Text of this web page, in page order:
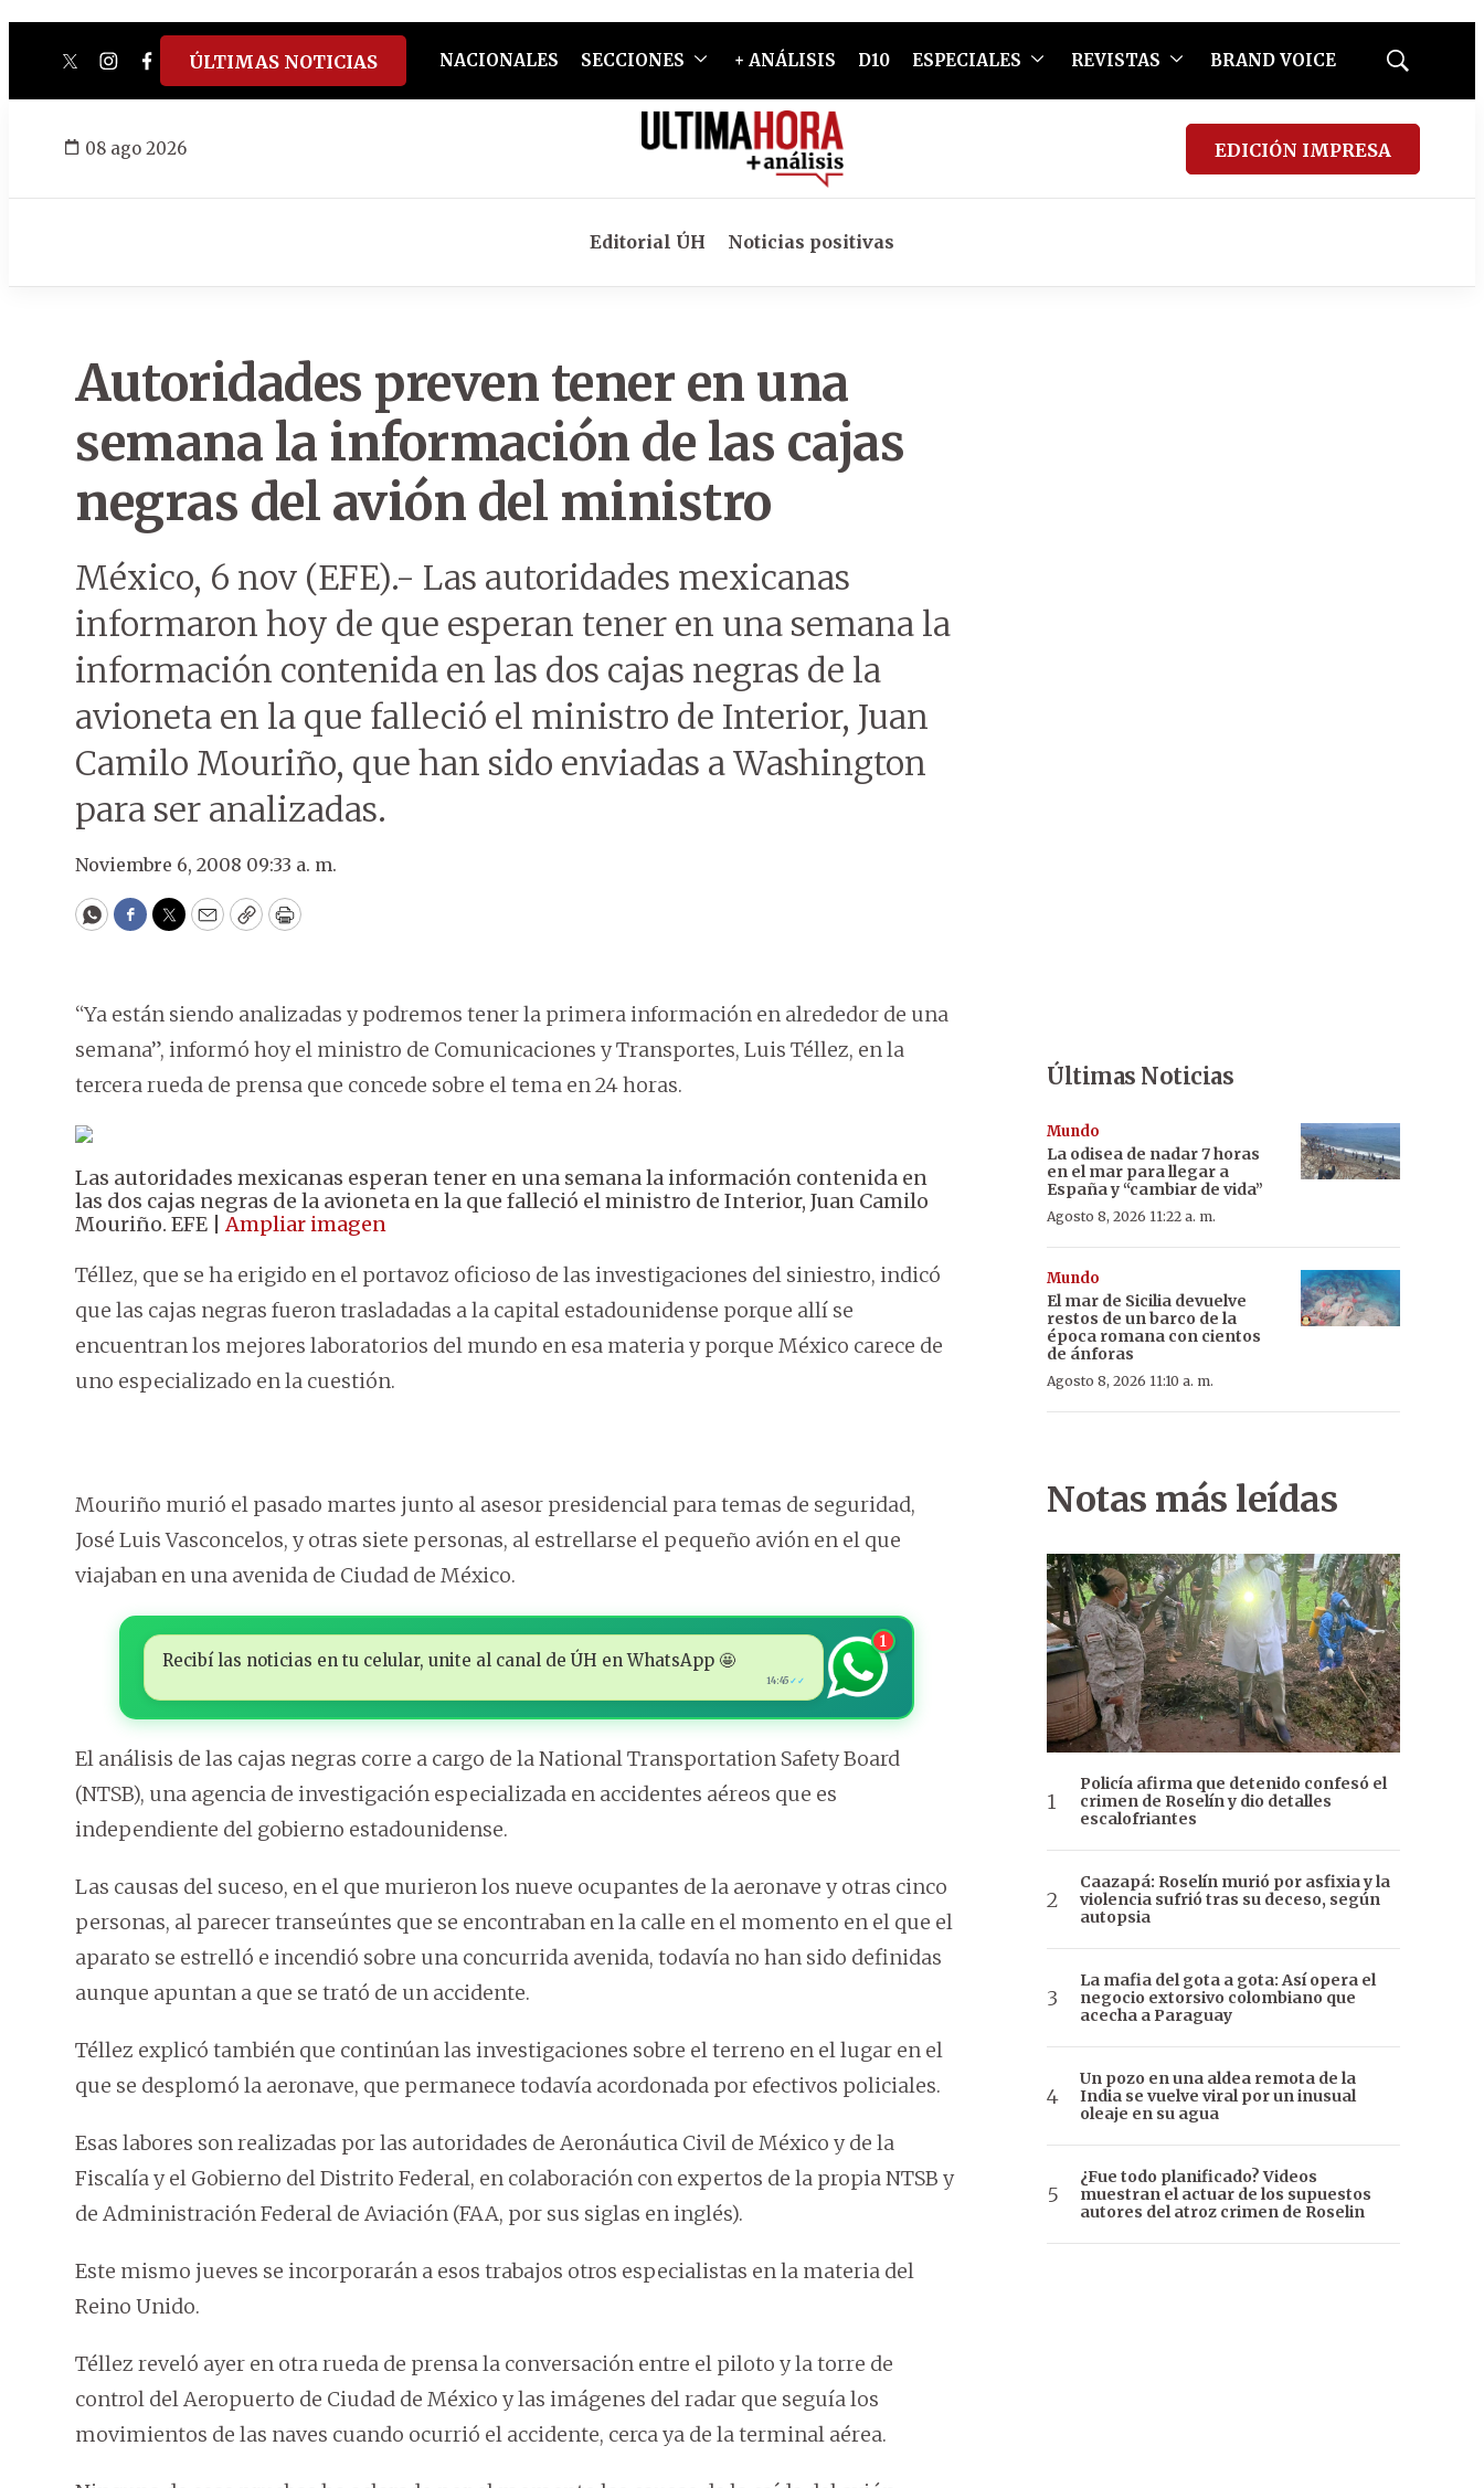
twitterinstagram
facebook
tiktokyoutube
spotify
ÚLTIMAS NOTICIAS NACIONALES SECCIONES + ANÁLISIS D10 ESPECIALES REVISTAS BRAND VOICE
Mostrar
08 ago 2026 EDICIÓN IMPRESA
Editorial ÚH Noticias positivas
Autoridades preven tener en una
semana la información de las cajas
negras del avión del ministro
México, 6 nov (EFE).- Las autoridades mexicanas
informaron hoy de que esperan tener en una semana la
información contenida en las dos cajas negras de la
avioneta en la que falleció el ministro de Interior, Juan
Camilo Mouriño, que han sido enviadas a Washington
para ser analizadas.
Noviembre 6, 2008 09:33 a. m.
WhatsApp
Facebook
Twitter
EmailCopyPrint
“Ya están siendo analizadas y podremos tener la primera información en alrededor de una
semana”, informó hoy el ministro de Comunicaciones y Transportes, Luis Téllez, en la
tercera rueda de prensa que concede sobre el tema en 24 horas.
Las autoridades mexicanas esperan tener en una semana la información contenida en
las dos cajas negras de la avioneta en la que falleció el ministro de Interior, Juan Camilo
Mouriño. EFE |Ampliar imagen
Téllez, que se ha erigido en el portavoz oficioso de las investigaciones del siniestro, indicó
que las cajas negras fueron trasladadas a la capital estadounidense porque allí se
encuentran los mejores laboratorios del mundo en esa materia y porque México carece de
uno especializado en la cuestión.
Mouriño murió el pasado martes junto al asesor presidencial para temas de seguridad,
José Luis Vasconcelos, y otras siete personas, al estrellarse el pequeño avión en el que
viajaban en una avenida de Ciudad de México.
Recibí las noticias en tu celular, unite al canal de ÚH en WhatsApp 🤩
14:45 ✓✓
1
El análisis de las cajas negras corre a cargo de la National Transportation Safety Board
(NTSB), una agencia de investigación especializada en accidentes aéreos que es
independiente del gobierno estadounidense.
Las causas del suceso, en el que murieron los nueve ocupantes de la aeronave y otras cinco
personas, al parecer transeúntes que se encontraban en la calle en el momento en el que el
aparato se estrelló e incendió sobre una concurrida avenida, todavía no han sido definidas
aunque apuntan a que se trató de un accidente.
Téllez explicó también que continúan las investigaciones sobre el terreno en el lugar en el
que se desplomó la aeronave, que permanece todavía acordonada por efectivos policiales.
Esas labores son realizadas por las autoridades de Aeronáutica Civil de México y de la
Fiscalía y el Gobierno del Distrito Federal, en colaboración con expertos de la propia NTSB y
de Administración Federal de Aviación (FAA, por sus siglas en inglés).
Este mismo jueves se incorporarán a esos trabajos otros especialistas en la materia del
Reino Unido.
Téllez reveló ayer en otra rueda de prensa la conversación entre el piloto y la torre de
control del Aeropuerto de Ciudad de México y las imágenes del radar que seguía los
movimientos de las naves cuando ocurrió el accidente, cerca ya de la terminal aérea.
Últimas Noticias
Mundo
La odisea de nadar 7 horas
en el mar para llegar a
España y “cambiar de vida”
Agosto 8, 2026 11:22 a. m.
Mundo
El mar de Sicilia devuelve
restos de un barco de la
época romana con cientos
de ánforas
Agosto 8, 2026 11:10 a. m.
Notas más leídas
Policía afirma que detenido confesó el
crimen de Roselín y dio detalles
escalofriantes
Caazapá: Roselín murió por asfixia y la
violencia sufrió tras su deceso, según
autopsia
La mafia del gota a gota: Así opera el
negocio extorsivo colombiano que
acecha a Paraguay
Un pozo en una aldea remota de la
India se vuelve viral por un inusual
oleaje en su agua
¿Fue todo planificado? Videos
muestran el actuar de los supuestos
autores del atroz crimen de Roselin